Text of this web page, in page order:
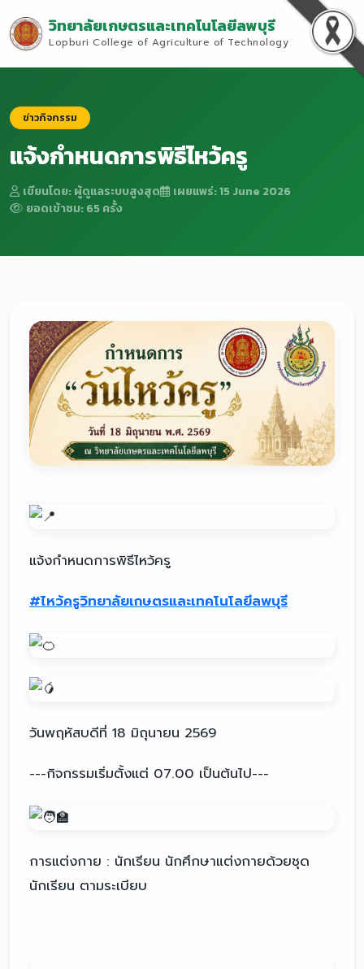
วิทยาลัยเกษตรและเทคโนโลยีลพบุรี
Lopburi College of Agriculture of Technology
ข่าวกิจกรรม
แจ้งกำหนดการพิธีไหว้ครู
เขียนโดย: ผู้ดูแลระบบสูงสุด
เผยแพร่: 15 June 2026
ยอดเข้าชม: 65 ครั้ง
แจ้งกำหนดการพิธีไหว้ครู
#ไหว้ครูวิทยาลัยเกษตรและเทคโนโลยีลพบุรี
วันพฤหัสบดีที่ 18 มิถุนายน 2569
---กิจกรรมเริ่มตั้งแต่ 07.00 เป็นต้นไป---
การแต่งกาย : นักเรียน นักศึกษาแต่งกายด้วยชุด
นักเรียน ตามระเบียบ